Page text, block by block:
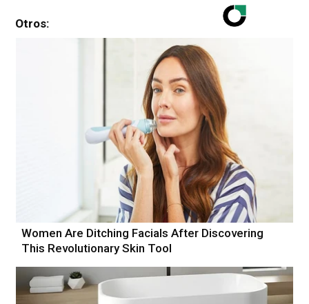
Otros:
Women Are Ditching Facials After Discovering
This Revolutionary Skin Tool